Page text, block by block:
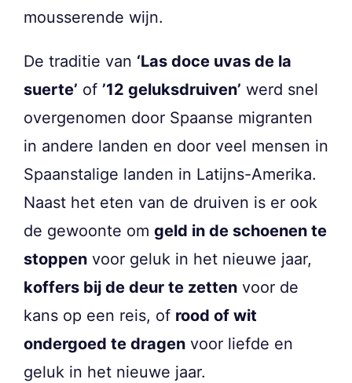
mousserende wijn.
De traditie van ‘Las doce uvas de la
suerte’ of ’12 geluksdruiven’ werd snel
overgenomen door Spaanse migranten
in andere landen en door veel mensen in
Spaanstalige landen in Latijns-Amerika.
Naast het eten van de druiven is er ook
de gewoonte om geld in de schoenen te
stoppen voor geluk in het nieuwe jaar,
koffers bij de deur te zetten voor de
kans op een reis, of rood of wit
ondergoed te dragen voor liefde en
geluk in het nieuwe jaar.